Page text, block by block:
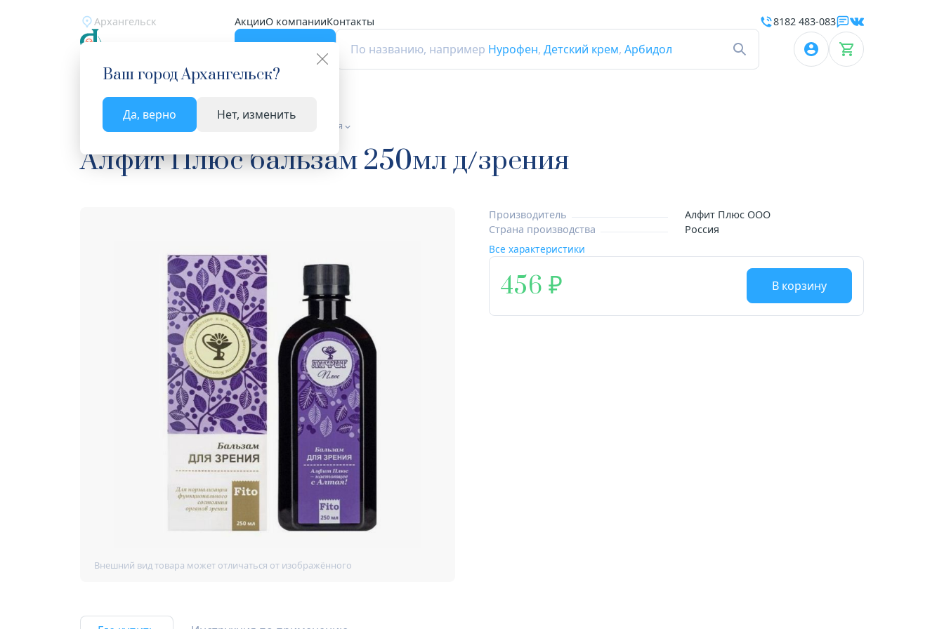
Архангельск АкцииО компанииКонтакты
По названию, например Нурофен, Детский крем, Арбидол
Ваш городАрхангельск?
Да, верно Нет, изменить
8182 483-083
Главная Каталог Лекарства и БАД БАД для зрения
Алфит Плюс бальзам 250мл д/зрения
Производитель
Алфит Плюс ООО
Страна производства
Россия
Все характеристики
456 В корзину